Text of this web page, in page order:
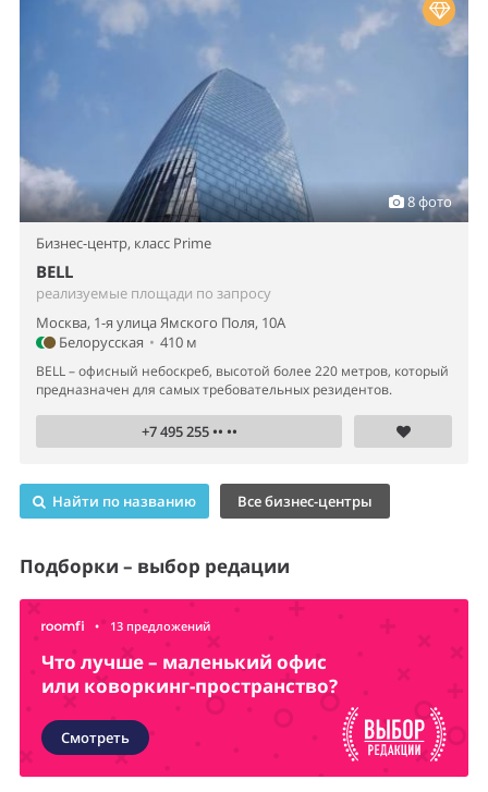
8 фото
Бизнес-центр, класс Prime
BELL
реализуемые площади по запросу
Москва, 1-я улица Ямского Поля, 10А
Белорусская • 410 м
BELL – офисный небоскреб, высотой более 220 метров, который
предназначен для самых требовательных резидентов.
+7 495 255 •• ••
Найти по названию Все бизнес-центры
Подборки – выбор редации
• 13 предложений
Что лучше – маленький офис
или коворкинг-пространство?
Смотреть